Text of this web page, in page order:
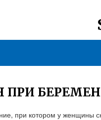
ПРИ
при котором у женщины